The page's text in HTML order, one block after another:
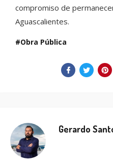
compromiso de
Aguascalientes.
Obra Pública
Gerardo